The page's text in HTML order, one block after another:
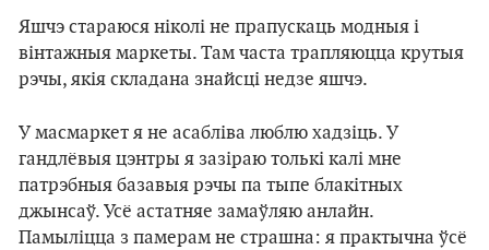
Яшчэ стараюся ніколі не прапускаць модныя і
вінтажныя маркеты. Там часта трапляюцца крутыя
рэчы, якія складана знайсці недзе яшчэ.
У масмаркет я не асабліва люблю хадзіць. У
гандлёвыя цэнтры я зазіраю толькі калі мне
патрэбныя базавыя рэчы па тыпе блакітных
джынсаў. Усё астатняе замаўляю анлайн.
Памыліцца з памерам не страшна: я практычна ўсё